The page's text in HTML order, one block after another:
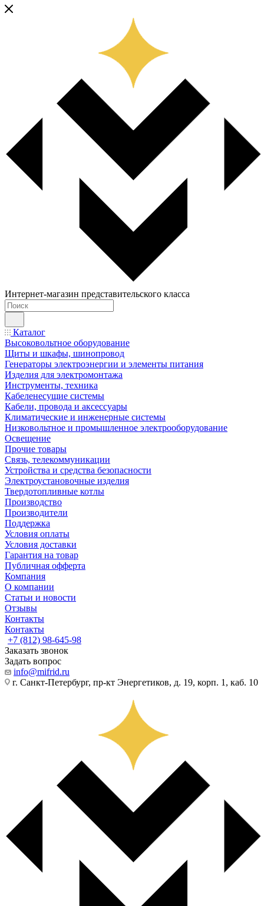
Интернет-магазин представительского класса
Каталог
Высоковольтное оборудование
Щиты и шкафы, шинопровод
Генераторы электроэнергии и элементы питания
Изделия для электромонтажа
Инструменты, техника
Кабеленесущие системы
Кабели, провода и аксессуары
Климатические и инженерные системы
Низковольтное и промышленное электрооборудование
Освещение
Прочие товары
Связь, телекоммуникации
Устройства и средства безопасности
Электроустановочные изделия
Твердотопливные котлы
Производство
Производители
Поддержка
Условия оплаты
Условия доставки
Гарантия на товар
Публичная офферта
Компания
О компании
Статьи и новости
Отзывы
Контакты
Контакты
+7 (812) 98-645-98
Заказать звонок
Задать вопрос
info@mifrid.ru
г. Санкт-Петербург, пр-кт Энергетиков, д. 19, корп. 1, каб. 10